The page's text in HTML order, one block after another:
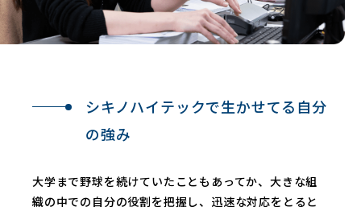
シキノハイテックで生かせてる自分
の強み
大学まで野球を続けていたこともあってか、大きな組
織の中での自分の役割を把握し、迅速な対応をとると